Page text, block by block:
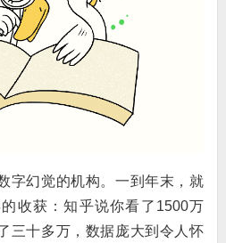
字幻觉的机构。一到年末，就
收获：知乎说你看了1500万
三十多万，数据庞大到令人怀